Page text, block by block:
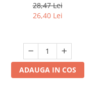
28,47 Lei
26,40 Lei
ADAUGA IN COS